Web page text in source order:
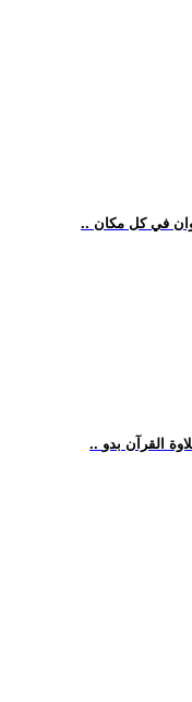
في كل مكان
القرآن بدو